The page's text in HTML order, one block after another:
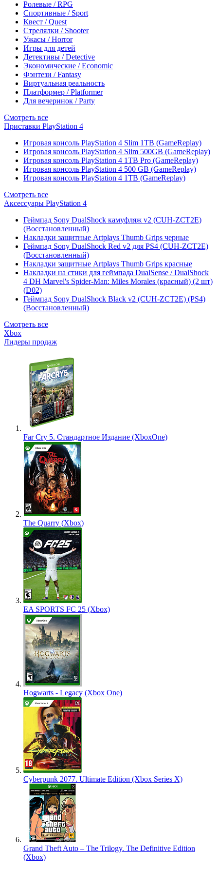
Ролевые / RPG
Спортивные / Sport
Квест / Quest
Стрелялки / Shooter
Ужасы / Horror
Игры для детей
Детективы / Detective
Экономические / Economic
Фэнтези / Fantasy
Виртуальная реальность
Платформер / Platformer
Для вечеринок / Party
Смотреть все
Приставки PlayStation 4
Игровая консоль PlayStation 4 Slim 1TB (GameReplay)
Игровая консоль PlayStation 4 Slim 500GB (GameReplay)
Игровая консоль PlayStation 4 1TB Pro (GameReplay)
Игровая консоль PlayStation 4 500 GB (GameReplay)
Игровая консоль PlayStation 4 1TB (GameReplay)
Смотреть все
Аксессуары PlayStation 4
Геймпад Sony DualShock камуфляж v2 (CUH-ZCT2E)
(Восстановленный)
Накладки защитные Artplays Thumb Grips черные
Геймпад Sony DualShock Red v2 для PS4 (CUH-ZCT2E)
(Восстановленный)
Накладки защитные Artplays Thumb Grips красные
Накладки на стики для геймпада DualSense / DualShock
4 DH Marvel's Spider-Man: Miles Morales (красный) (2 шт)
(D02)
Геймпад Sony DualShock Black v2 (CUH-ZCT2E) (PS4)
(Восстановленный)
Смотреть все
Xbox
Лидеры продаж
Far Cry 5. Стандартное Издание (XboxOne)
The Quarry (Xbox)
EA SPORTS FC 25 (Xbox)
Hogwarts - Legacy (Xbox One)
Cyberpunk 2077. Ultimate Edition (Xbox Series X)
Grand Theft Auto – The Trilogy. The Definitive Edition
(Xbox)